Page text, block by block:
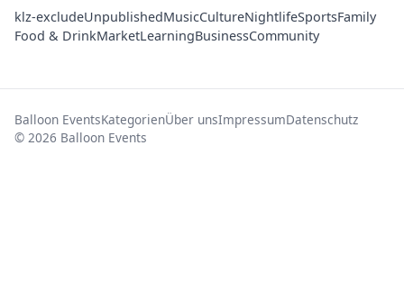
klz-excludeUnpublishedMusicCultureNightlifeSportsFamily
Food & DrinkMarketLearningBusinessCommunity
Balloon EventsKategorienÜber unsImpressumDatenschutz
© 2026 Balloon Events